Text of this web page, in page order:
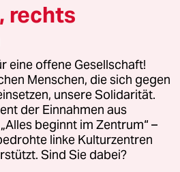
GmbH
Fragen oder für Genehmigungen
Kommune-Richtlinien
Impressum AGB
rechts
eine offene Gesellschaft!
Menschen, die sich gegen
unsere Solidarität.
der Einnahmen aus
beginnt im Zentrum“ –
linke Kulturzentren
Sind Sie dabei?